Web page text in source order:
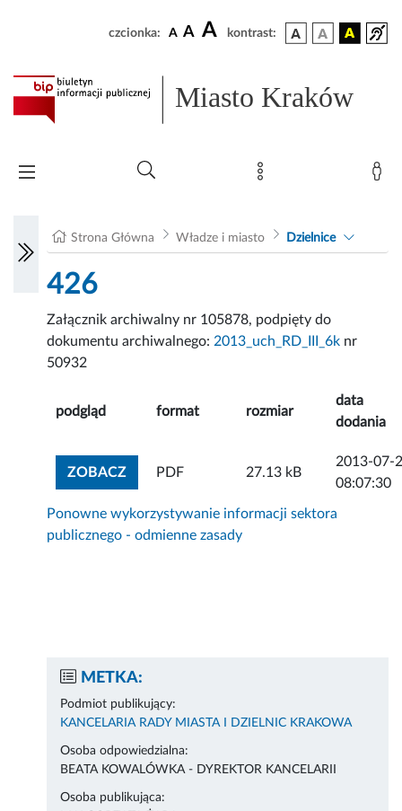
czcionka: A A A kontrast:
Miasto Kraków
Strona Główna Władze i miasto Dzielnice
426
Załącznik archiwalny nr 105878, podpięty do
dokumentu archiwalnego: 2013_uch_RD_III_6k nr
50932
podgląd format rozmiar
data
dodania
ZOBACZZOBACZ ZAŁĄCZNIK
PDF 27.13 kB
2013-07-
08:07:30
Ponowne wykorzystywanie informacji sektora
publicznego - odmienne zasady
METKA:
Podmiot publikujący:
KANCELARIA RADY MIASTA I DZIELNIC KRAKOWA
Osoba odpowiedzialna:
BEATA KOWALÓWKA - DYREKTOR KANCELARII
Osoba publikująca: